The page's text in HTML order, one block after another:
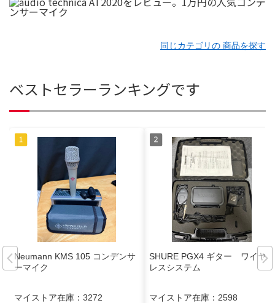
同じカテゴリの 商品を探す
ベストセラーランキングです
Neumann KMS 105 コンデンサ
ーマイク
マイストア在庫： 3272
SHURE PGX4 ギター ワイヤ
レスシステム
マイストア在庫： 2598